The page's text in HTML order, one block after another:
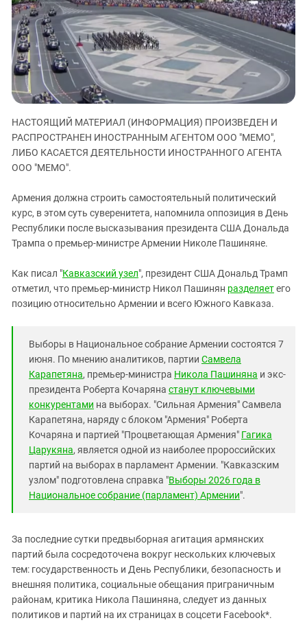
ЗАСТАВЛЯЕТ
КАВКАЗ ЗА ПАЛЕСТИНУ
ИНАКОМЫСЛИЕ В ЧЕЧНЕ
ПРЕСЛЕДОВАНИЕ АКТИВИСТОВ
МОБИЛИЗАЦИЯ И ПРОТЕСТЫ
Дагестан
Ингушетия
Кабардино-Балкария
Калмыкия
Карачаево-Черкесия
Краснодарский край
Нагорный Карабах
Российская Федерация
Северная Осетия - Алания
СКФО
Ставропольский край
Южная Осетия
Южный Кавказ
НАСТОЯЩИЙ МАТЕРИАЛ (ИНФОРМАЦИЯ) ПРОИЗВЕДЕН И
РАСПРОСТРАНЕН ИНОСТРАННЫМ АГЕНТОМ ООО "МЕМО",
ЛИБО КАСАЕТСЯ ДЕЯТЕЛЬНОСТИ ИНОСТРАННОГО АГЕНТА
ООО "МЕМО".
Армения должна строить самостоятельный политический
курс, в этом суть суверенитета, напомнила оппозиция в День
Республики после высказывания президента США Дональда
Трампа о премьер-министре Армении Николе Пашиняне.
Как писал "Кавказский узел", президент США Дональд Трамп
отметил, что премьер-министр Никол Пашинян разделяетего
позицию относительно Армении и всего Южного Кавказа.
Выборы в Национальное собрание Армении состоятся 7
июня. По мнению аналитиков, партии Самвела
Карапетяна, премьер-министра Никола Пашиняна и экс-
президента Роберта Кочаряна станут ключевыми
конкурентами на выборах. "Сильная Армения" Самвела
Карапетяна, наряду с блоком "Армения" Роберта
Кочаряна и партией "Процветающая Армения" Гагика
Царукяна, является одной из наиболее пророссийских
партий на выборах в парламент Армении. "Кавказским
узлом" подготовлена справка "Выборы 2026 года в
Национальное собрание (парламент) Армении".
За последние сутки предвыборная агитация армянских
партий была сосредоточена вокруг нескольких ключевых
тем: государственность и День Республики, безопасность и
внешняя политика, социальные обещания приграничным
районам, критика Никола Пашиняна, следует из данных
политиков и партий на их страницах в соцсети Facebook*.